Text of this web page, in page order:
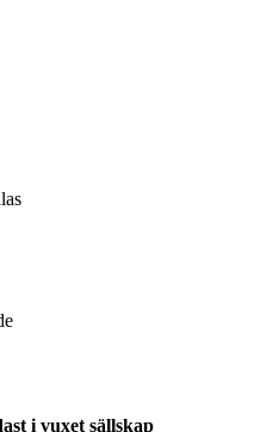
i vuxet sällskap